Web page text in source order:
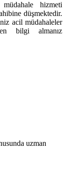
hizmeti
düşmektedir.
acil müdahaleler
bilgi almanız
uzman